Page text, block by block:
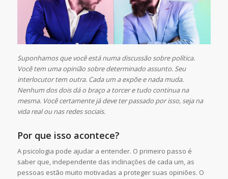
Suponhamos que você está numa discussão sobre política.
Você tem uma opinião sobre determinado assunto. Seu
interlocutor tem outra. Cada um a expõe e nada muda.
Nenhum dos dois dá o braço a torcer e tudo continua na
mesma. Você certamente já deve ter passado por isso, seja na
vida real ou nas redes sociais.
Por que isso acontece?
A psicologia pode ajudar a entender. O primeiro passo é
saber que, independente das inclinações de cada um, as
pessoas estão muito motivadas a proteger suas opiniões. O